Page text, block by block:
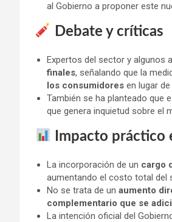
al Gobierno a proponer este
Debate y críticas
Expertos del sector y algunos
finales, señalando que la
los consumidores en lugar
También se ha planteado que
que genera inquietud sobre el
Impacto práctico
La incorporación de un cargo
aumentando el costo total del
No se trata de un aumento
complementario que se
La intención oficial del